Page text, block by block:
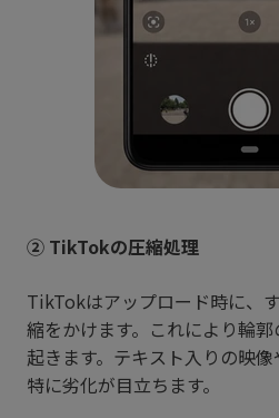
② TikTokの圧縮処理
TikTokはアップロード時に、
縮をかけます。これにより輪
起きます。テキスト入りの映
特に劣化が目立ちます。